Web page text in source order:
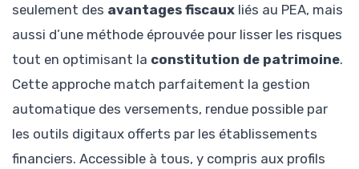
seulement des avantages fiscaux liés au PEA, mais
aussi d’une méthode éprouvée pour lisser les risques
tout en optimisant la constitution de patrimoine.
Cette approche match parfaitement la gestion
automatique des versements, rendue possible par
les outils digitaux offerts par les établissements
financiers. Accessible à tous, y compris aux profils